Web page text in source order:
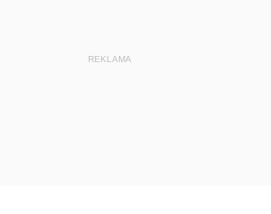
REKLAMA